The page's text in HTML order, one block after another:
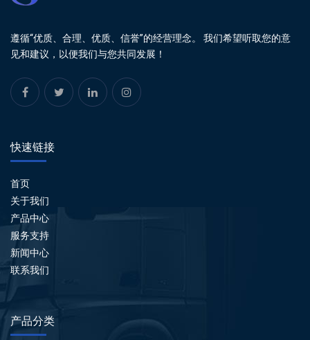
遵循“优质、合理、优质、信誉”的经营理念。 我们希望听取您的意
见和建议，以便我们与您共同发展！
快速链接
首页
关于我们
产品中心
服务支持
新闻中心
联系我们
产品分类